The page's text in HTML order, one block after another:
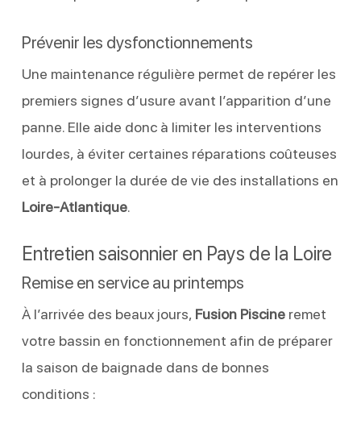
Prévenir les dysfonctionnements
Une maintenance régulière permet de repérer les
premiers signes d’usure avant l’apparition d’une
panne. Elle aide donc à limiter les interventions
lourdes, à éviter certaines réparations coûteuses
et à prolonger la durée de vie des installations en
Loire-Atlantique.
Entretien saisonnier en Pays de la Loire
Remise en service au printemps
À l’arrivée des beaux jours, Fusion Piscineremet
votre bassin en fonctionnement afin de préparer
la saison de baignade dans de bonnes
conditions :